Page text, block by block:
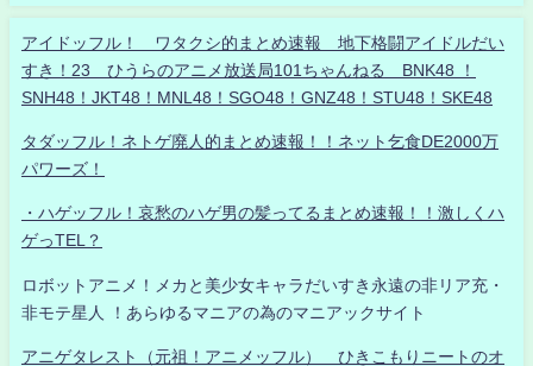
アイドッフル！ ワタクシ的まとめ速報 地下格闘アイドルだい
すき！23 ひうらのアニメ放送局101ちゃんねる BNK48 ！
SNH48！JKT48！MNL48！SGO48！GNZ48！STU48！SKE48
タダッフル！ネトゲ廃人的まとめ速報！！ネット乞食DE2000万
パワーズ！
・ハゲッフル！哀愁のハゲ男の髪ってるまとめ速報！！激しくハ
ゲっTEL？
ロボットアニメ！メカと美少女キャラだいすき永遠の非リア充・
非モテ星人 ！あらゆるマニアの為のマニアックサイト
アニゲタレスト（元祖！アニメッフル） ひきこもりニートのオ